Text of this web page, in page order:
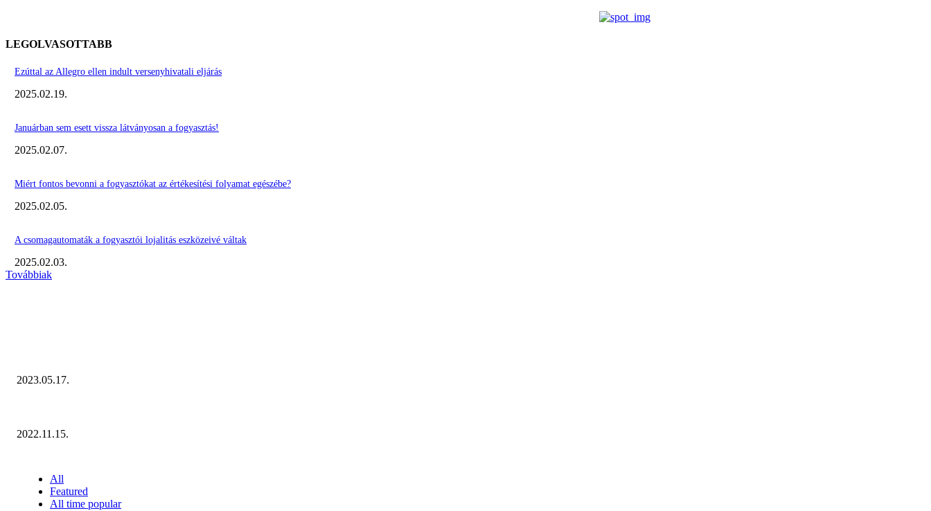
LEGOLVASOTTABB
Ezúttal az Allegro ellen indult versenyhivatali eljárás
2025.02.19.
Januárban sem esett vissza látványosan a fogyasztás!
2025.02.07.
Miért fontos bevonni a fogyasztókat az értékesítési folyamat egészébe?
2025.02.05.
A csomagautomaták a fogyasztói lojalitás eszközeivé váltak
2025.02.03.
Továbbiak
2023.05.17.
2022.11.15.
All
Featured
All time popular